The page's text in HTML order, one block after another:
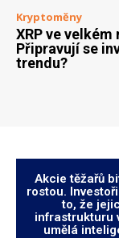
Kryptoměny
XRP ve
Připravují se
trendu?
Akcie těžařů
rostou.
to, že
infrastrukturu
umělá